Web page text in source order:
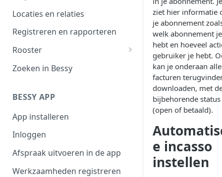
Planning wijzigen
Plannen in batch
Afspraak verwerken
Planbord
Filteroverzicht
Afspraaktoegang
Locaties en relaties
Registreren en rapporteren
Rooster
Werktijden
Plannen in beschikbaarheid
Shifts
Zoeken in Bessy
BESSY APP
App installeren
Inloggen
Afspraak uitvoeren in de app
Werkzaamheden registreren
ziet hier informatie
je abonnement
welk abonnement je
hebt en hoeveel
gebruiker je hebt.
kan je onderaan alle
facturen
downloaden, met
bijbehorende status
(open of betaald).
e incasso
instellen